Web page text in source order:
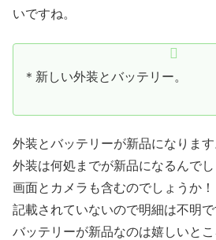
いですね。
＊新しい外装とバッテリー。
外装とバッテリーが新品になります
外装は何処までが新品になるんでし
画面とカメラも含むのでしょうか！
記載されていないので明細は不明で
バッテリーが新品なのは嬉しいとこ